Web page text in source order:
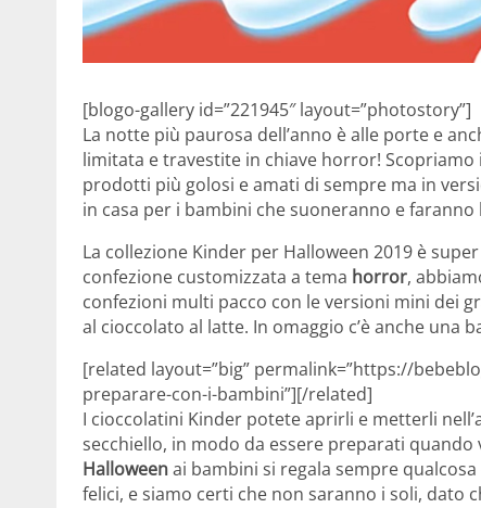
[blogo-gallery id=”221945″ layout=”photostory”]
La notte più paurosa dell’anno è alle porte e
limitata e travestite in chiave horror!
prodotti più golosi e amati di sempre ma in
in casa per i bambini che suoneranno e faranno
La collezione Kinder per Halloween 2019 è
confezione customizzata a tema horror,
confezioni multi pacco con le versioni mini dei
al cioccolato al latte. In omaggio c’è anche una
[related layout=”big” permalink=”https://
preparare-con-i-bambini”][/related]
I cioccolatini Kinder potete aprirli e metterli
secchiello, in modo da essere preparati
Halloweenai bambini si regala sempre
felici, e siamo certi che non saranno i soli, dato